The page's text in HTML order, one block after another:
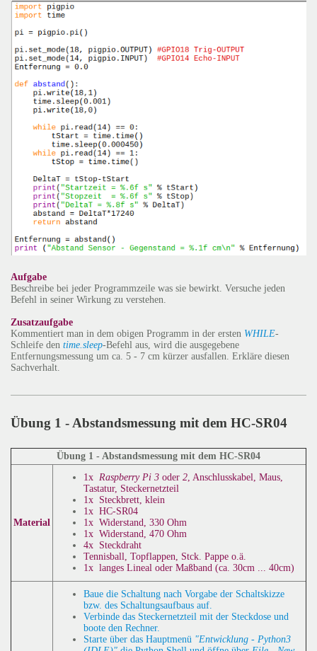
Aufgabe
Beschreibe bei jeder Programmzeile was sie bewirkt. Versuche jeden
Befehl in seiner Wirkung zu verstehen.
Zusatzaufgabe
Kommentiert man in dem obigen Programm in der ersten WHILE-
Schleife den time.sleep-Befehl aus, wird die ausgegebene
Entfernungsmessung um ca. 5 - 7 cm kürzer ausfallen. Erkläre diesen
Sachverhalt.
Übung 1 - Abstandsmessung mit dem HC-SR04
Übung 1 - Abstandsmessung mit dem HC-SR04
Material
1x Raspberry Pi 3 oder 2 , Anschlusskabel, Maus,
Tastatur, Steckernetzteil
1x Steckbrett, klein
1x HC-SR04
1x Widerstand, 330 Ohm
1x Widerstand, 470 Ohm
4x Steckdraht
Tennisball, Topflappen, Stck. Pappe o.ä.
1x langes Lineal oder Maßband (ca. 30cm ... 40cm)
Baue die Schaltung nach Vorgabe der Schaltskizze
bzw. des Schaltungsaufbaus auf.
Verbinde das Steckernetzteil mit der Steckdose und
boote den Rechner.
Starte über das Hauptmenü "Entwicklung - Python3